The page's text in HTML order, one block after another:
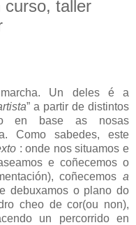
curso, taller
marcha. Un deles é a
” a partir de distintos
en base as nosas
Como sabedes, este
: onde nos situamos e
e coñecemos o
coñecemos a
debuxamos o plano do
cheo de cor(ou non),
un percorrido en